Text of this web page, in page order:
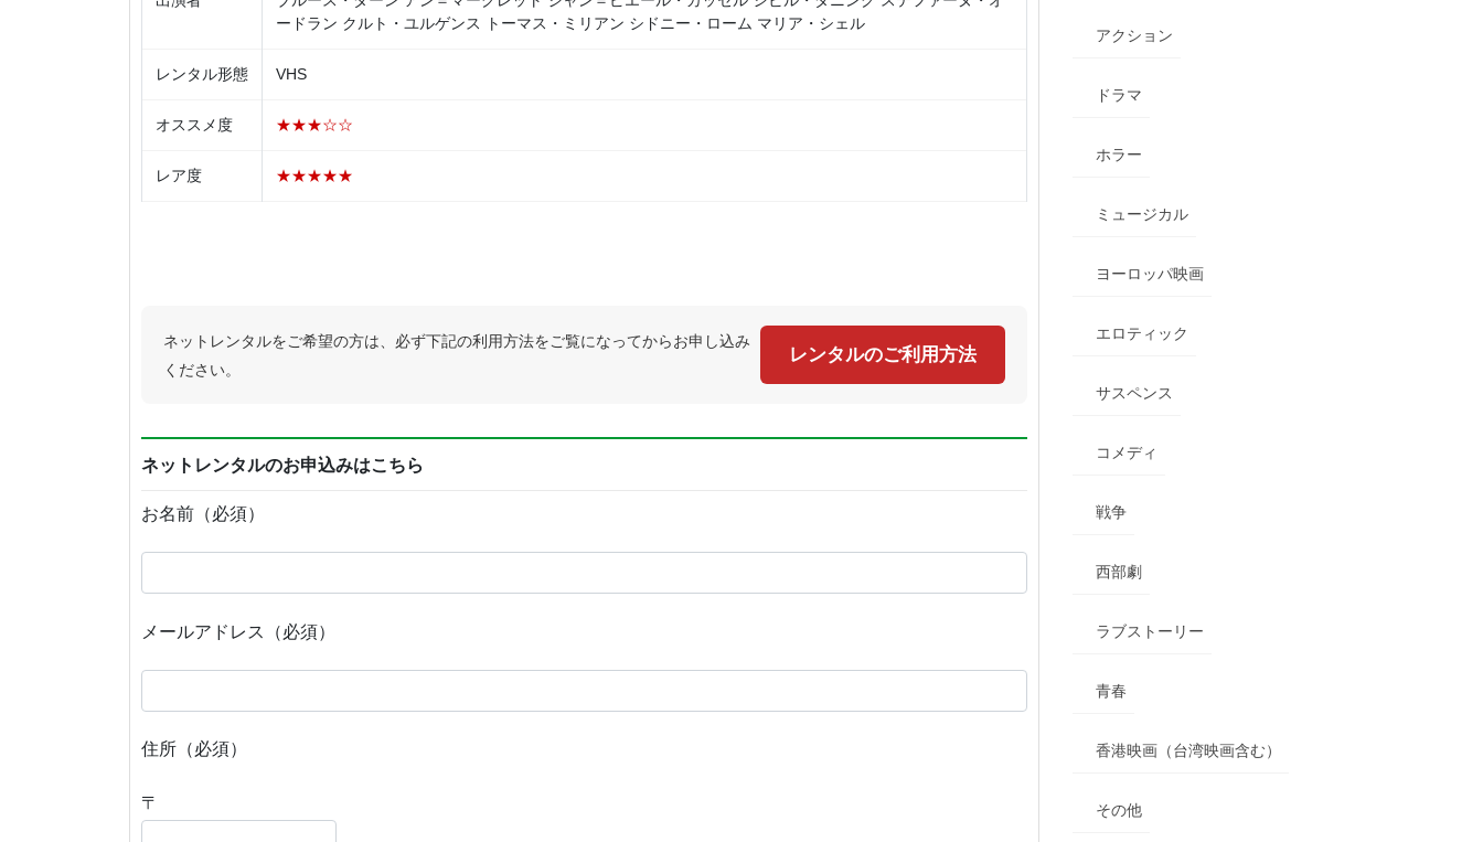
ードラン クルト・ユルゲンス トーマス・ミリアン シドニー・ローム マリア・シェル
レンタル形態 VHS
オススメ度 ★★★☆☆
レア度 ★★★★★
ネットレンタルをご希望の方は、必ず下記の利用方法をご覧になってからお申し込み
ください。
レンタルのご利用方法
ネットレンタルのお申込みはこちら
お名前（必須）
メールアドレス（必須）
住所（必須）
〒
アクション
ドラマ
ホラー
ミュージカル
ヨーロッパ映画
エロティック
サスペンス
コメディ
戦争
西部劇
ラブストーリー
青春
香港映画（台湾映画含む）
その他